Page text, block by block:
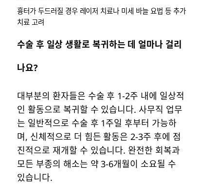
흉터가 두드러질 경우 레이저 치료나 미세 바늘 요법 등 추가
치료 고려
수술 후 일상 생활로 복귀하는 데 얼마나 걸리
나요?
대부분의 환자들은 수술 후 1-2주 내에 일상적
인 활동으로 복귀할 수 있습니다. 사무직 업무
는 일반적으로 수술 후 1주일 후부터 가능하
며, 신체적으로 더 힘든 활동은 2-3주 후에 점
진적으로 재개할 수 있습니다. 완전한 회복과
모든 부종의 해소는 약 3-6개월이 소요될 수
있습니다.